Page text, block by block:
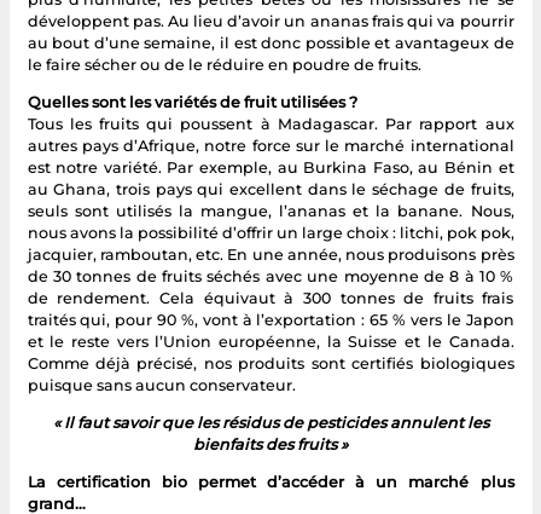
développent pas. Au lieu d’avoir un ananas frais qui va pourrir
au bout d’une semaine, il est donc possible et avantageux de
le faire sécher ou de le réduire en poudre de fruits.
Quelles sont les variétés de fruit utilisées ?
Tous les fruits qui poussent à Madagascar. Par rapport aux
autres pays d’Afrique, notre force sur le marché international
est notre variété. Par exemple, au Burkina Faso, au Bénin et
au Ghana, trois pays qui excellent dans le séchage de fruits,
seuls sont utilisés la mangue, l’ananas et la banane. Nous,
nous avons la possibilité d’offrir un large choix : litchi, pok pok,
jacquier, ramboutan, etc. En une année, nous produisons près
de 30 tonnes de fruits séchés avec une moyenne de 8 à 10 %
de rendement. Cela équivaut à 300 tonnes de fruits frais
traités qui, pour 90 %, vont à l’exportation : 65 % vers le Japon
et le reste vers l’Union européenne, la Suisse et le Canada.
Comme déjà précisé, nos produits sont certifiés biologiques
puisque sans aucun conservateur.
« Il faut savoir que les résidus de pesticides annulent les
bienfaits des fruits »
La certification bio permet d’accéder à un marché plus
grand…